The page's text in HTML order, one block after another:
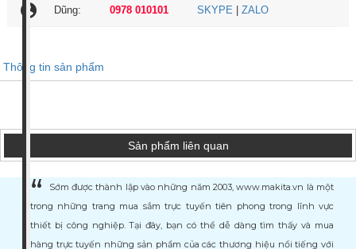
account_circle Dũng: 0978 010101 SKYPE ZALO
Thông tin sản phẩm
Sản phẩm liên quan
Sớm được thành lập vào những năm 2003, www.makita.vn là một
trong những trang mua sắm trực tuyến tiên phong trong lĩnh vực
thiết bị công nghiệp. Tại đây, bạn có thể dễ dàng tìm thấy và mua
hàng trực tuyến những sản phẩm của các thương hiệu nổi tiếng với